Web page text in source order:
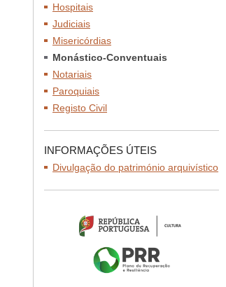
Hospitais
Judiciais
Misericórdias
Monástico-Conventuais
Notariais
Paroquiais
Registo Civil
INFORMAÇÕES ÚTEIS
Divulgação do património arquivístico